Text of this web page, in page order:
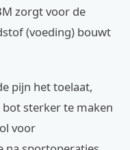
zorgt voor de
(voeding) bouwt
pijn het toelaat,
sterker te maken
voor